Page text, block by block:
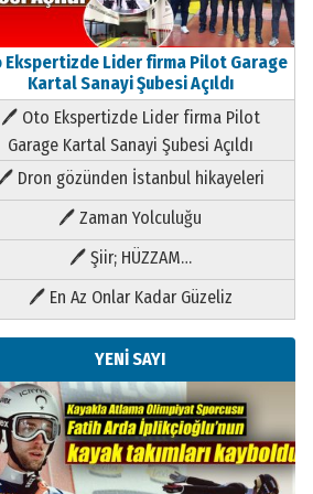
Ekspertizde Lider firma Pilot Garage
Kartal Sanayi Şubesi Açıldı
🖊 Oto Ekspertizde Lider firma Pilot
Garage Kartal Sanayi Şubesi Açıldı
Dron gözünden İstanbul hikayeleri
🖊 Zaman Yolculuğu
🖊 Şiir; HÜZZAM…
🖊 En Az Onlar Kadar Güzeliz
YENİ SAYI